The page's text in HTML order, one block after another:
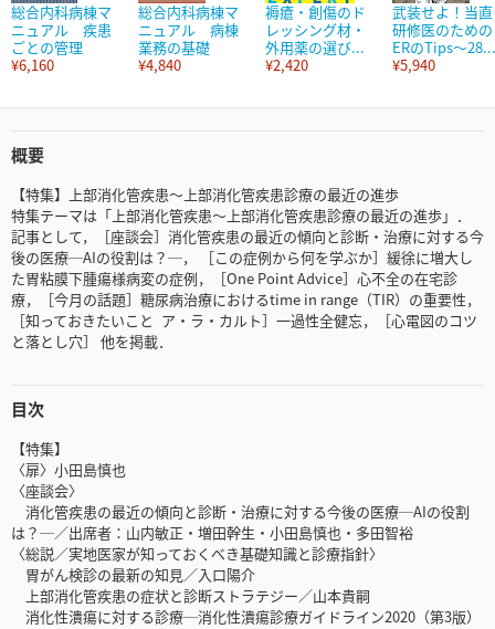
総合内科病棟マ
ニュアル 疾患
ごとの管理
¥6,160
総合内科病棟マ
ニュアル 病棟
業務の基礎
¥4,840
褥瘡・創傷のド
レッシング材・
外用薬の選び...
¥2,420
武装せよ！当直
研修医のための
ERのTips～28...
¥5,940
概要
【特集】上部消化管疾患～上部消化管疾患診療の最近の進歩
特集テーマは「上部消化管疾患～上部消化管疾患診療の最近の進歩」．
記事として，［座談会］消化管疾患の最近の傾向と診断・治療に対する今
後の医療─AIの役割は？─， ［この症例から何を学ぶか］緩徐に増大し
た胃粘膜下腫瘍様病変の症例，［One Point Advice］心不全の在宅診
療，［今月の話題］糖尿病治療におけるtime in range（TIR）の重要性，
［知っておきたいこと ア・ラ・カルト］一過性全健忘，［心電図のコツ
と落とし穴］ 他を掲載．
目次
【特集】
〈扉〉小田島慎也
〈座談会〉
消化管疾患の最近の傾向と診断・治療に対する今後の医療─AIの役割
は？─／出席者：山内敏正・増田幹生・小田島慎也・多田智裕
〈総説／実地医家が知っておくべき基礎知識と診療指針〉
胃がん検診の最新の知見／入口陽介
上部消化管疾患の症状と診断ストラテジー／山本貴嗣
消化性潰瘍に対する診療─消化性潰瘍診療ガイドライン2020（第3版）